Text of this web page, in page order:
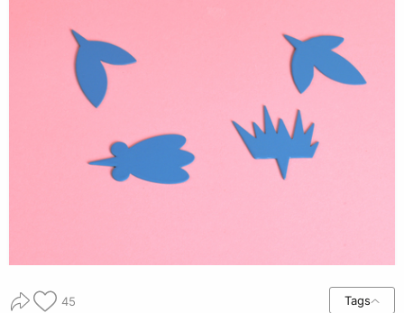
45 Tags